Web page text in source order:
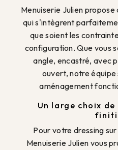
Menuiserie Julien propose
qui s'intègrent
que soient les
configuration. Que vous
angle, encastré, avec
ouvert, notre équipe
aménagement
Un large choix
Pour votre dressing
Menuiserie Julien vous